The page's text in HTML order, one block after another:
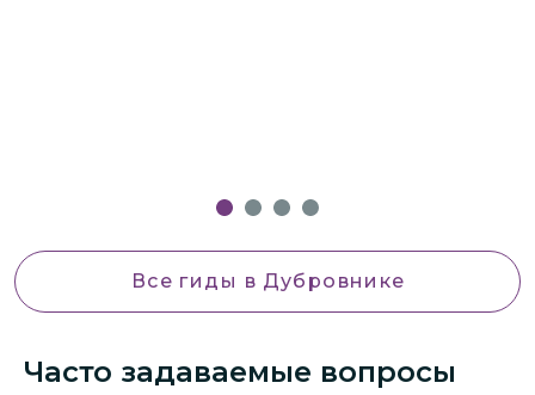
Все гиды в Дубровнике
Часто задаваемые вопросы